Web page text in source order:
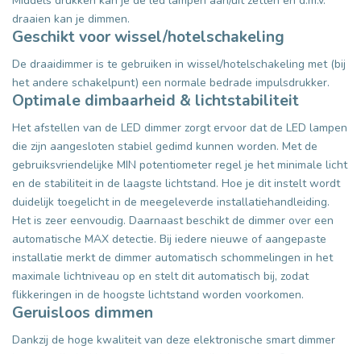
draaien kan je dimmen.
Geschikt voor wissel/hotelschakeling
De draaidimmer is te gebruiken in wissel/hotelschakeling met (bij
het andere schakelpunt) een normale bedrade impulsdrukker.
Optimale dimbaarheid & lichtstabiliteit
Het afstellen van de LED dimmer zorgt ervoor dat de LED lampen
die zijn aangesloten stabiel gedimd kunnen worden. Met de
gebruiksvriendelijke MIN potentiometer regel je het minimale licht
en de stabiliteit in de laagste lichtstand. Hoe je dit instelt wordt
duidelijk toegelicht in de meegeleverde installatiehandleiding.
Het is zeer eenvoudig. Daarnaast beschikt de dimmer over een
automatische MAX detectie. Bij iedere nieuwe of aangepaste
installatie merkt de dimmer automatisch schommelingen in het
maximale lichtniveau op en stelt dit automatisch bij, zodat
flikkeringen in de hoogste lichtstand worden voorkomen.
Geruisloos dimmen
Dankzij de hoge kwaliteit van deze elektronische smart dimmer